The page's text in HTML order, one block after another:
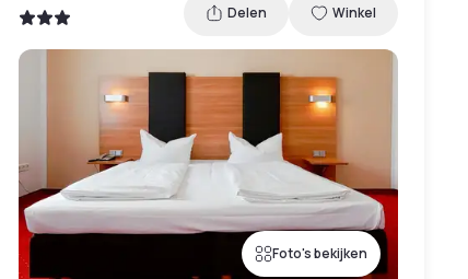
Delen Winkel
Foto's bekijken